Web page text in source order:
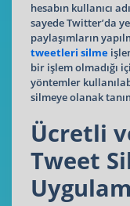
hesabın kullanıcı
sayede Twitter’da
paylaşımların
tweetleri silme
bir işlem olmadığı
yöntemler
silmeye olanak
Ücretli
Tweet